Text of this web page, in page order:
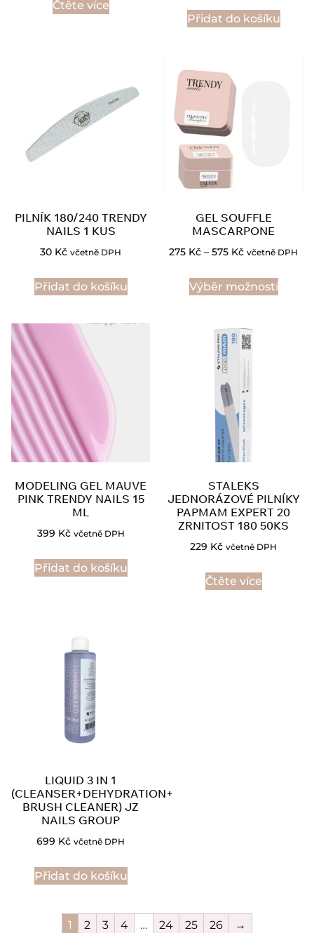
Čtěte více
Přidat do košíku
PILNÍK 180/240 TRENDY
NAILS 1 KUS
30 Kč včetně DPH
Přidat do košíku
GEL SOUFFLE
MASCARPONE
275 Kč – 575 Kč včetně DPH
Výběr možností
MODELING GEL MAUVE
PINK TRENDY NAILS 15
ML
399 Kč včetně DPH
Přidat do košíku
STALEKS
JEDNORÁZOVÉ PILNÍKY
PAPMAM EXPERT 20
ZRNITOST 180 50KS
229 Kč včetně DPH
Čtěte více
LIQUID 3 IN 1
(CLEANSER+DEHYDRATION+
BRUSH CLEANER) JZ
NAILS GROUP
699 Kč včetně DPH
Přidat do košíku
1 2 3 4 … 24 25 26 →